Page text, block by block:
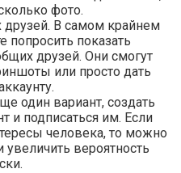
фото.
друзей. В самом крайнем
попросить показать
друзей. Они смогут
или просто дать
один вариант, создать
и подписаться им. Если
человека, то можно
увеличить вероятность